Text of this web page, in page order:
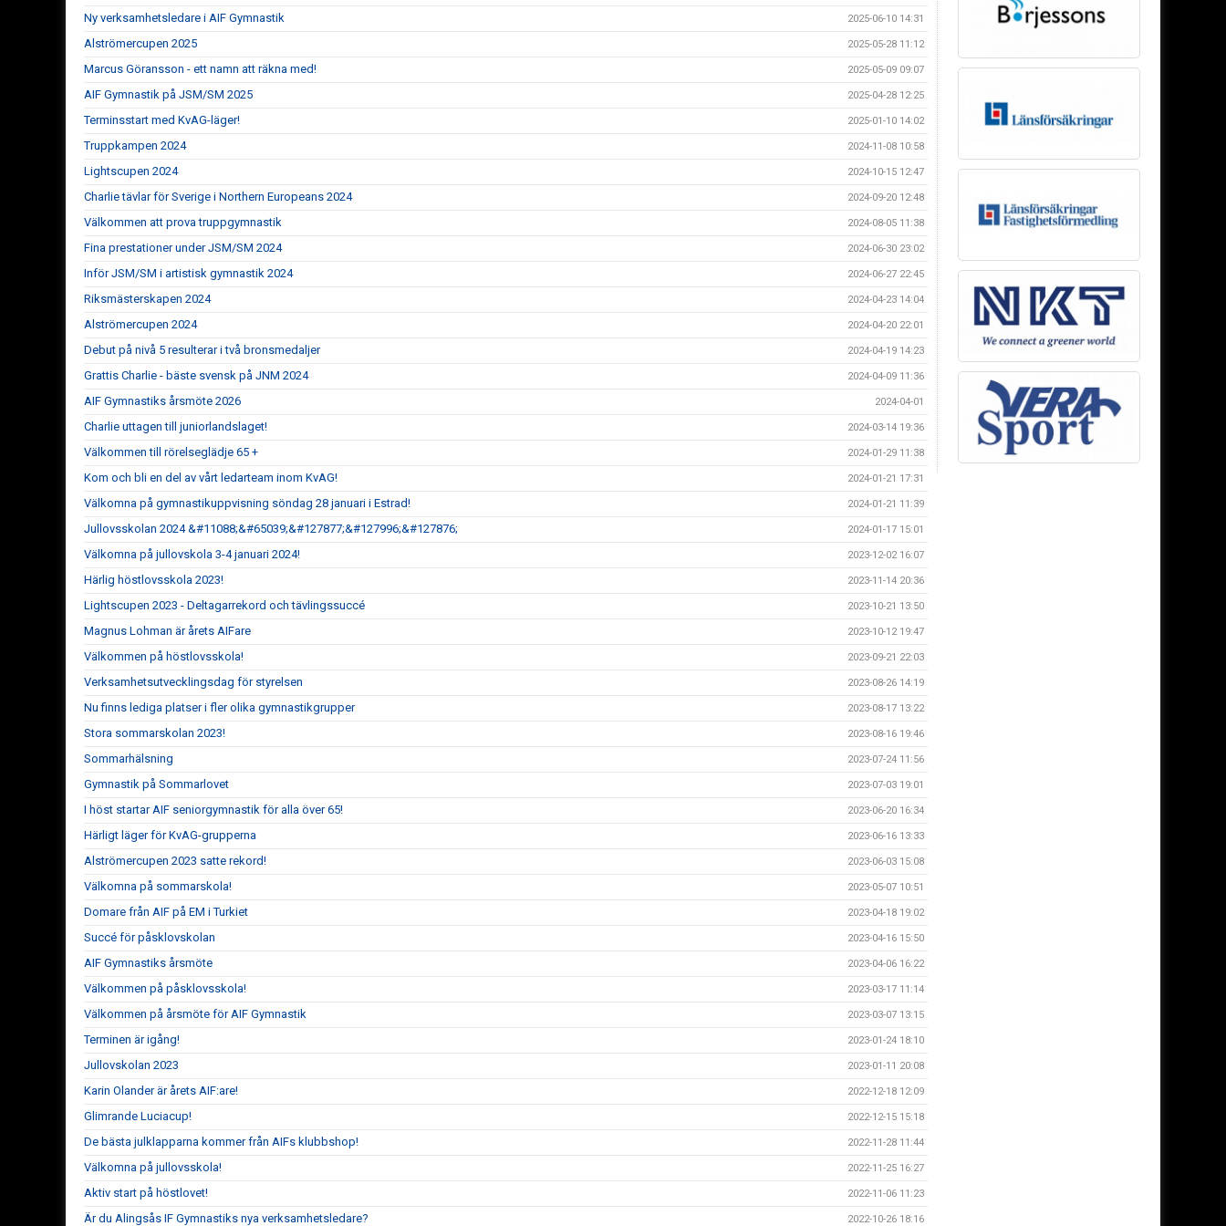
Ny verksamhetsledare i AIF Gymnastik 2025-06-10 14:31
Alströmercupen 2025 2025-05-28 11:12
Marcus Göransson - ett namn att räkna med! 2025-05-09 09:07
AIF Gymnastik på JSM/SM 2025 2025-04-28 12:25
Terminsstart med KvAG-läger! 2025-01-10 14:02
Truppkampen 2024 2024-11-08 10:58
Lightscupen 2024 2024-10-15 12:47
Charlie tävlar för Sverige i Northern Europeans 2024 2024-09-20 12:48
Välkommen att prova truppgymnastik 2024-08-05 11:38
Fina prestationer under JSM/SM 2024 2024-06-30 23:02
Inför JSM/SM i artistisk gymnastik 2024 2024-06-27 22:45
Riksmästerskapen 2024 2024-04-23 14:04
Alströmercupen 2024 2024-04-20 22:01
Debut på nivå 5 resulterar i två bronsmedaljer 2024-04-19 14:23
Grattis Charlie - bäste svensk på JNM 2024 2024-04-09 11:36
AIF Gymnastiks årsmöte 2026 2024-04-01
Charlie uttagen till juniorlandslaget! 2024-03-14 19:36
Välkommen till rörelseglädje 65 + 2024-01-29 11:38
Kom och bli en del av vårt ledarteam inom KvAG! 2024-01-21 17:31
Välkomna på gymnastikuppvisning söndag 28 januari i Estrad! 2024-01-21 11:39
Jullovsskolan 2024 &#11088;&#65039;&#127877;&#127996;&#127876; 2024-01-17 15:01
Välkomna på jullovskola 3-4 januari 2024! 2023-12-02 16:07
Härlig höstlovsskola 2023! 2023-11-14 20:36
Lightscupen 2023 - Deltagarrekord och tävlingssuccé 2023-10-21 13:50
Magnus Lohman är årets AIFare 2023-10-12 19:47
Välkommen på höstlovsskola! 2023-09-21 22:03
Verksamhetsutvecklingsdag för styrelsen 2023-08-26 14:19
Nu finns lediga platser i fler olika gymnastikgrupper 2023-08-17 13:22
Stora sommarskolan 2023! 2023-08-16 19:46
Sommarhälsning 2023-07-24 11:56
Gymnastik på Sommarlovet 2023-07-03 19:01
I höst startar AIF seniorgymnastik för alla över 65! 2023-06-20 16:34
Härligt läger för KvAG-grupperna 2023-06-16 13:33
Alströmercupen 2023 satte rekord! 2023-06-03 15:08
Välkomna på sommarskola! 2023-05-07 10:51
Domare från AIF på EM i Turkiet 2023-04-18 19:02
Succé för påsklovskolan 2023-04-16 15:50
AIF Gymnastiks årsmöte 2023-04-06 16:22
Välkommen på påsklovsskola! 2023-03-17 11:14
Välkommen på årsmöte för AIF Gymnastik 2023-03-07 13:15
Terminen är igång! 2023-01-24 18:10
Jullovskolan 2023 2023-01-11 20:08
Karin Olander är årets AIF:are! 2022-12-18 12:09
Glimrande Luciacup! 2022-12-15 15:18
De bästa julklapparna kommer från AIFs klubbshop! 2022-11-28 11:44
Välkomna på jullovsskola! 2022-11-25 16:27
Aktiv start på höstlovet! 2022-11-06 11:23
Är du Alingsås IF Gymnastiks nya verksamhetsledare? 2022-10-26 18:16